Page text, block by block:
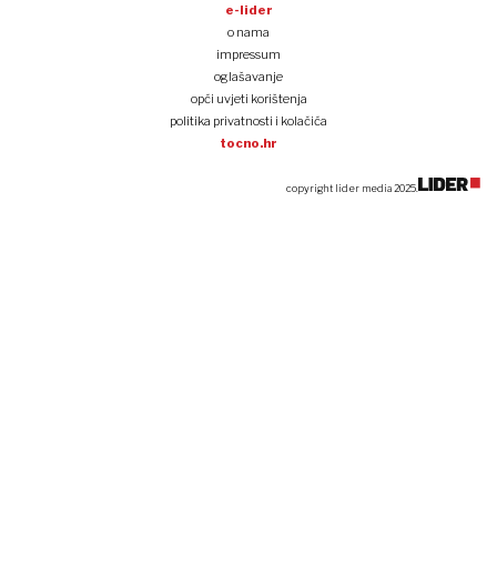
e-lider
o nama
impressum
oglašavanje
opći uvjeti korištenja
politika privatnosti i kolačića
tocno.hr
copyright lider media 2025.